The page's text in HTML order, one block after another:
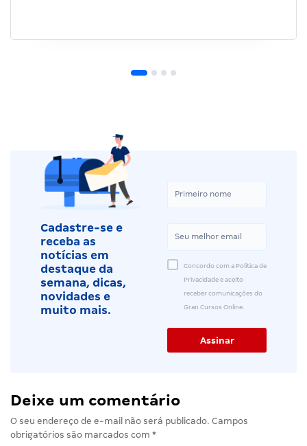
Cadastre-se e
receba as
notícias em
destaque da
semana, dicas,
novidades e
muito mais.
Concordo com a Política de
Privacidade e aceito
receber comunicações do
Gran Cursos Online.
Deixe um comentário
O seu endereço de e-mail não será publicado. Campos
obrigatórios são marcados com *